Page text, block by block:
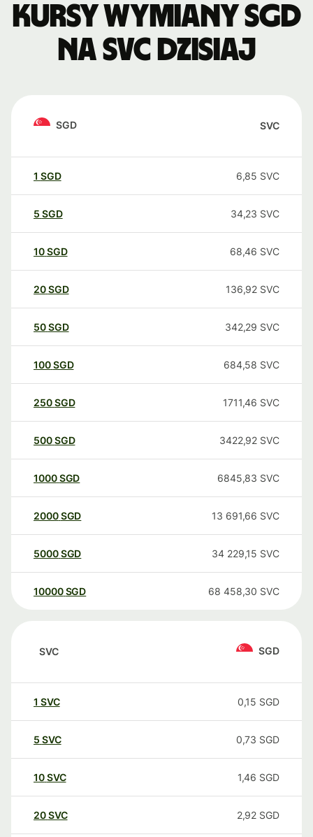
Kursy wymiany SGD
na SVC dzisiaj
SGD SVC
1 SGD 6,85 SVC
5 SGD 34,23 SVC
10SGD 68,46 SVC
20SGD 136,92 SVC
50SGD 342,29 SVC
100SGD 684,58 SVC
250SGD 1711,46 SVC
500SGD 3422,92 SVC
1000SGD 6845,83 SVC
2000SGD 13 691,66 SVC
5000SGD 34 229,15 SVC
10000 SGD 68 458,30 SVC
SVC SGD
1 SVC 0,15 SGD
5 SVC 0,73 SGD
10SVC 1,46 SGD
20SVC 2,92 SGD